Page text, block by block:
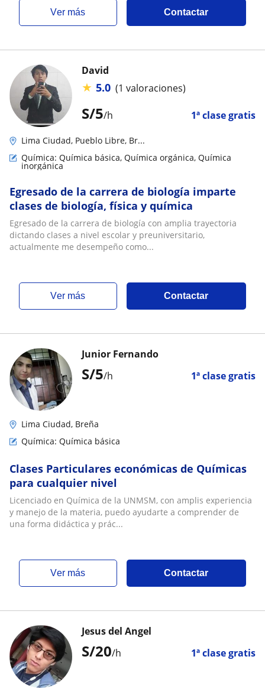
ver más Contactar
S/5/h 1ª clase gratis
David
★ 5.0 (1 valoraciones)
Lima Ciudad, Pueblo Libre, Br...
Química: Química básica, Química orgánica, Química
inorgánica
Egresado de la carrera de biología imparte
clases de biología, física y química
Egresado de la carrera de biología con amplia trayectoria
dictando clases a nivel escolar y preuniversitario,
actualmente me desempeño como...
ver más Contactar
S/5/h 1ª clase gratis
Junior Fernando
Lima Ciudad, Breña
Química: Química básica
Clases Particulares económicas de Químicas
para cualquier nivel
Licenciado en Química de la UNMSM, con amplis experiencia
y manejo de la materia, puedo ayudarte a comprender de
una forma didáctica y prác...
ver más Contactar
S/20/h 1ª clase gratis
Jesus del Angel